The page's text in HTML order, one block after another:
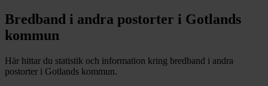
Bredband i andra postorter i Gotlands
kommun
Här hittar du statistik och information kring bredband i andra
postorter i Gotlands kommun.